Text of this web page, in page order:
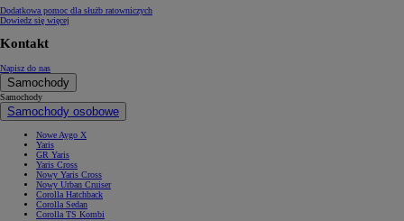
Dodatkowa pomoc dla służb ratowniczych
Dowiedz się więcej
Kontakt
Napisz do nas
Samochody
Samochody
Samochody osobowe
Nowe Aygo X
Yaris
GR Yaris
Yaris Cross
Nowy Yaris Cross
Nowy Urban Cruiser
Corolla Hatchback
Corolla Sedan
Corolla TS Kombi